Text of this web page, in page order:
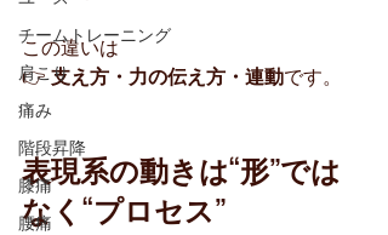
チームトレーニング
肩こり
痛み
階段昇降
膝痛
腰痛
この違いは
👉 支え方・力の伝え方・連動です。
表現系の動きは“形”では
なく“プロセス”